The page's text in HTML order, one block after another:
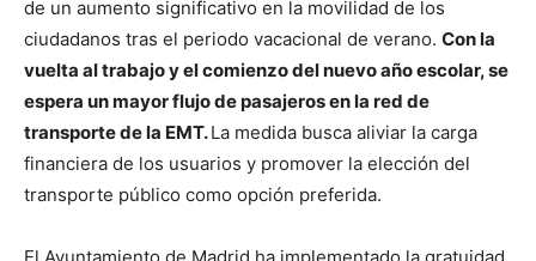
de un aumento significativo en la movilidad de los
ciudadanos tras el periodo vacacional de verano. Con la
vuelta al trabajo y el comienzo del nuevo año escolar, se
espera un mayor flujo de pasajeros en la red de
transporte de la EMT.La medida busca aliviar la carga
financiera de los usuarios y promover la elección del
transporte público como opción preferida.